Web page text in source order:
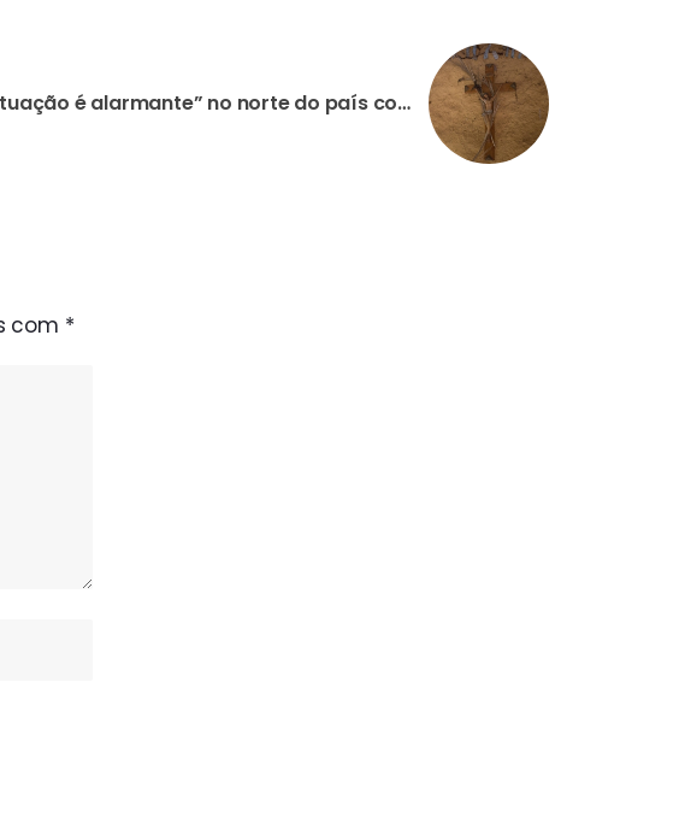
ETIÓPIA: “Situação é alarmante” no norte do país com relatos de centenas de mortos, alerta responsável da Fundação AIS
com *